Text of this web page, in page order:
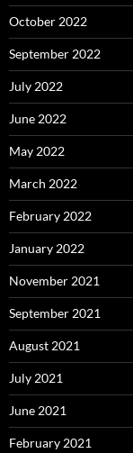
October 2022
September 2022
July 2022
June 2022
May 2022
March 2022
February 2022
January 2022
November 2021
September 2021
August 2021
July 2021
June 2021
February 2021